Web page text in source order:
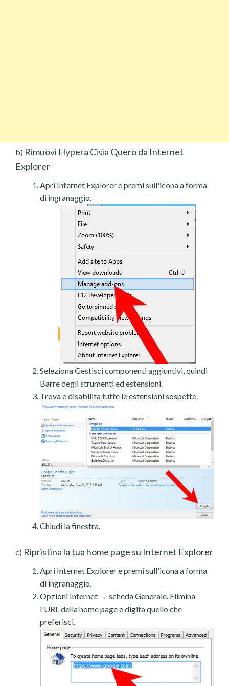
b) Rimuovi Hypera Cisia Quero da Internet
Explorer
Apri Internet Explorer e premi sull'icona a forma
di ingranaggio.
Seleziona Gestisci componenti aggiuntivi, quindi
Barre degli strumenti ed estensioni.
Trova e disabilita tutte le estensioni sospette.
Chiudi la finestra.
c) Ripristina la tua home page su Internet Explorer
Apri Internet Explorer e premi sull'icona a forma
di ingranaggio.
Opzioni Internet → scheda Generale. Elimina
l'URL della home page e digita quello che
preferisci.